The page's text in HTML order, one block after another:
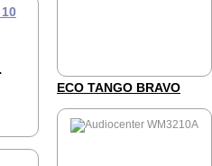
ECO TANGO BRAVO